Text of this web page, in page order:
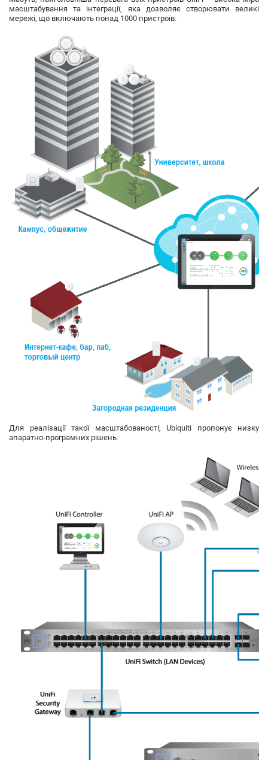
масштабування та інтеграції, яка дозволяє створювати великі
мережі, що включають понад 1000 пристроїв.
Для реалізації такої масштабованості, Ubiquiti пропонує низку
апаратно-програмних рішень.